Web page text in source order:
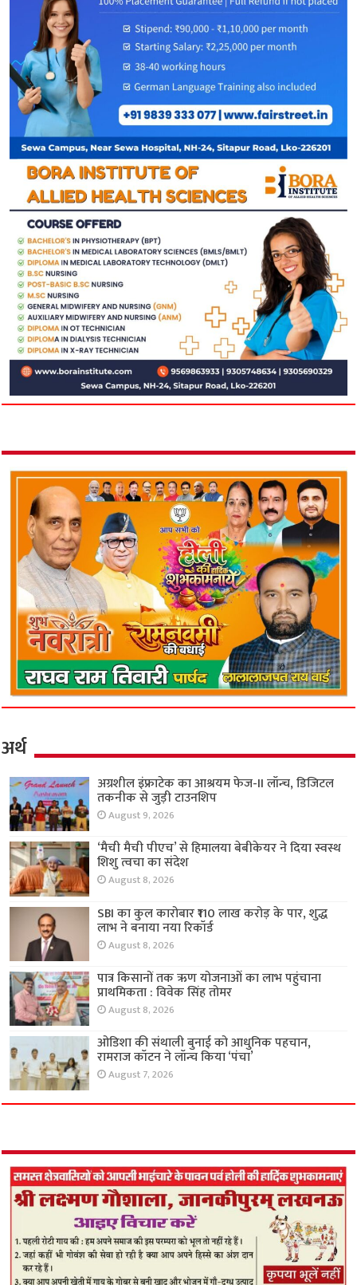
अर्थ
अग्रशील इंफ्राटेक का आश्रयम फेज-II लॉन्च, डिजिटल
तकनीक से जुड़ी टाउनशिप
August 9, 2026
‘मैची मैची पीएच’ से हिमालया बेबीकेयर ने दिया स्वस्थ
शिशु त्वचा का संदेश
August 8, 2026
SBI का कुल कारोबार ₹110 लाख करोड़ के पार, शुद्ध
लाभ ने बनाया नया रिकॉर्ड
August 8, 2026
पात्र किसानों तक ऋण योजनाओं का लाभ पहुंचाना
प्राथमिकता : विवेक सिंह तोमर
August 8, 2026
ओडिशा की संथाली बुनाई को आधुनिक पहचान,
रामराज कॉटन ने लॉन्च किया ‘पंचा’
August 7, 2026